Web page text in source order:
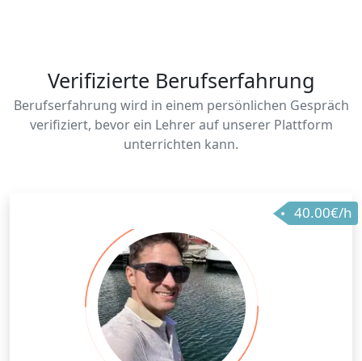
Verifizierte Berufserfahrung
Berufserfahrung wird in einem persönlichen Gespräch
verifiziert, bevor ein Lehrer auf unserer Plattform
unterrichten kann.
40.00€/h